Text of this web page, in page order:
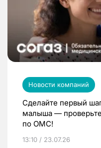
Новости компаний
Сделайте первый
малыша —
по ОМС!
13:10 / 23.07.26